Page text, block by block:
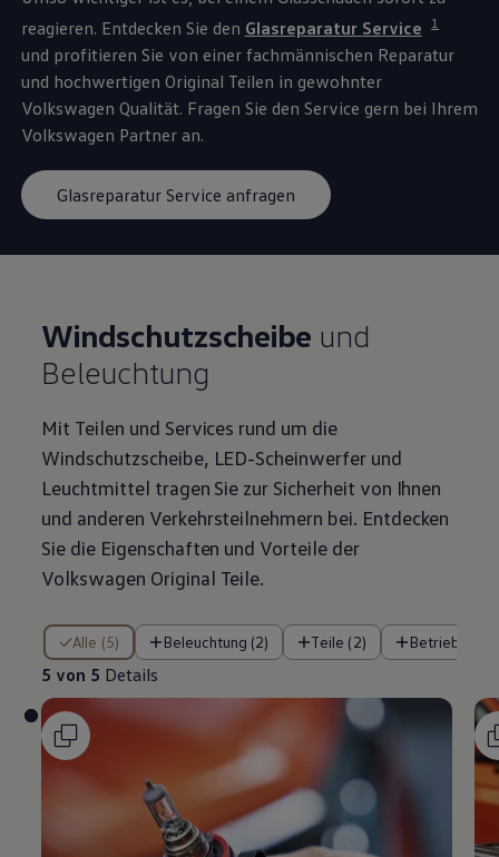
reagieren. Entdecken Sie den Glasreparatur Service 1
und profitieren Sie von einer fachmännischen Reparatur
und hochwertigen Original Teilen in gewohnter
Volkswagen Qualität. Fragen Sie den Service gern bei Ihrem
Volkswagen Partner an.
Glasreparatur Service anfragen
Windschutzscheibe und
Beleuchtung
Mit Teilen und Services rund um die
Windschutzscheibe, LED-Scheinwerfer und
Leuchtmittel tragen Sie zur Sicherheit von Ihnen
und anderen Verkehrsteilnehmern bei. Entdecken
Sie die Eigenschaften und Vorteile der
Volkswagen Original Teile.
Alle (5) Beleuchtung (2) Teile (2)
5 von 5 Details
5 von 5 Details